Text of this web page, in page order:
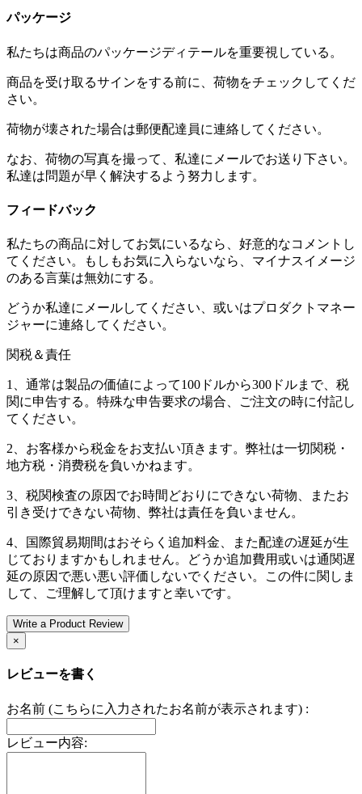
パッケージ
私たちは商品のパッケージディテールを重要視している。
商品を受け取るサインをする前に、荷物をチェックしてくだ
さい。
荷物が壊された場合は郵便配達員に連絡してください。
なお、荷物の写真を撮って、私達にメールでお送り下さい。
私達は問題が早く解決するよう努力します。
フィードバック
私たちの商品に対してお気にいるなら、好意的なコメントし
てください。もしもお気に入らないなら、マイナスイメージ
のある言葉は無効にする。
どうか私達にメールしてください、或いはプロダクトマネー
ジャーに連絡してください。
関税＆責任
1、通常は製品の価値によって100ドルから300ドルまで、税
関に申告する。特殊な申告要求の場合、ご注文の時に付記し
てください。
2、お客様から税金をお支払い頂きます。弊社は一切関税・
地方税・消费税を負いかねます。
3、税関検査の原因でお時間どおりにできない荷物、またお
引き受けできない荷物、弊社は責任を負いません。
4、国際貿易期間はおそらく追加料金、また配達の遅延が生
じておりますかもしれません。どうか追加費用或いは通関遅
延の原因で悪い悪い評価しないでください。この件に関しま
して、ご理解して頂けますと幸いです。
Write a Product Review
×
レビューを書く
お名前 (こちらに入力されたお名前が表示されます) :
レビュー内容: